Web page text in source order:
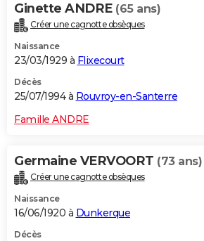
Ginette ANDRE (65 ans)
Créer une cagnotte obsèques
Naissance
23/03/1929 à Flixecourt
Décès
25/07/1994 à Rouvroy-en-Santerre
Famille ANDRE
Germaine VERVOORT (73 ans)
Créer une cagnotte obsèques
Naissance
16/06/1920 à Dunkerque
Décès